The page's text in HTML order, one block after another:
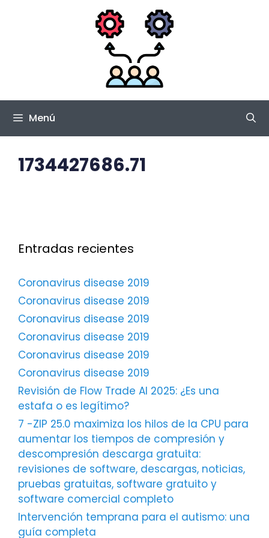
Menú
1734427686.71
Entradas recientes
Coronavirus disease 2019
Coronavirus disease 2019
Coronavirus disease 2019
Coronavirus disease 2019
Coronavirus disease 2019
Coronavirus disease 2019
Revisión de Flow Trade AI 2025: ¿Es una
estafa o es legítimo?
7 -ZIP 25.0 maximiza los hilos de la CPU para
aumentar los tiempos de compresión y
descompresión descarga gratuita:
revisiones de software, descargas, noticias,
pruebas gratuitas, software gratuito y
software comercial completo
Intervención temprana para el autismo: una
guía completa